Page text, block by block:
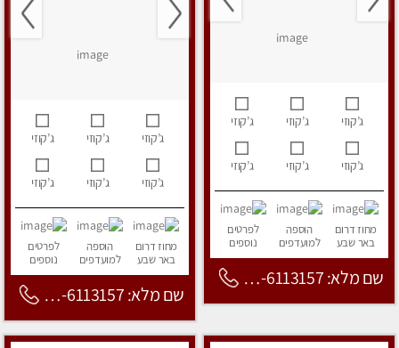
ג’קוזי ג’קוזי ג’קוזי
ג’קוזי ג’קוזי ג’קוזי
מחוז דרום
באר שבע
הוספה
למועדפים
לפרטים
נוספים
שם מלא: 053-6113157
ג’קוזי ג’קוזי ג’קוזי
ג’קוזי ג’קוזי ג’קוזי
מחוז דרום
באר שבע
הוספה
למועדפים
לפרטים
נוספים
שם מלא: 053-6113157